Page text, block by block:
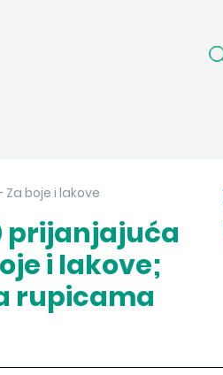
boje i lakove
prijanjajuća
i lakove;
rupicama